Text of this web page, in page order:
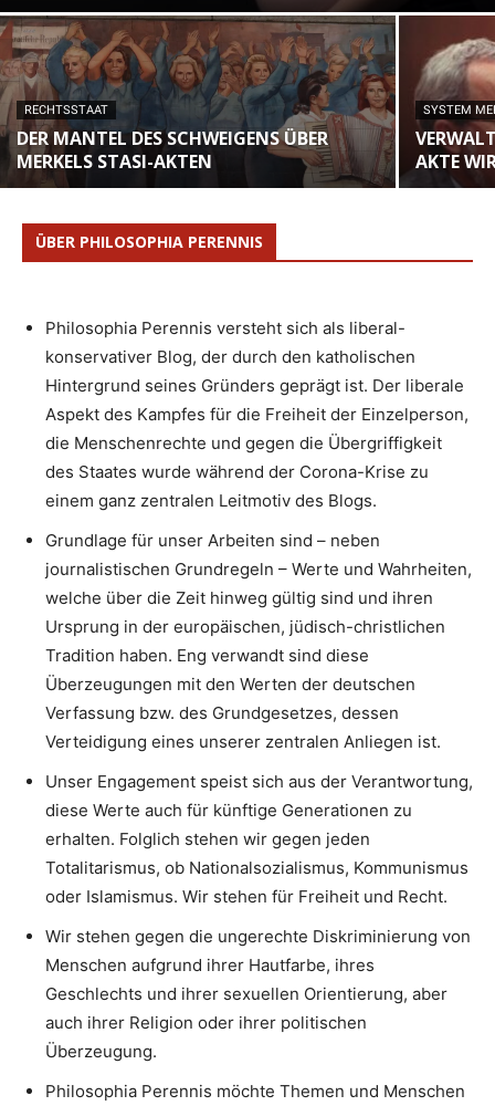
RECHTSSTAAT
DER MANTEL DES SCHWEIGENS ÜBER
MERKELS STASI-AKTEN
SYSTEM
AKTE
ÜBER PHILOSOPHIA PERENNIS
Philosophia Perennis versteht sich als liberal-
konservativer Blog, der durch den katholischen
Hintergrund seines Gründers geprägt ist. Der liberale
Aspekt des Kampfes für die Freiheit der Einzelperson,
die Menschenrechte und gegen die Übergriffigkeit
des Staates wurde während der Corona-Krise zu
einem ganz zentralen Leitmotiv des Blogs.
Grundlage für unser Arbeiten sind – neben
journalistischen Grundregeln – Werte und Wahrheiten,
welche über die Zeit hinweg gültig sind und ihren
Ursprung in der europäischen, jüdisch-christlichen
Tradition haben. Eng verwandt sind diese
Überzeugungen mit den Werten der deutschen
Verfassung bzw. des Grundgesetzes, dessen
Verteidigung eines unserer zentralen Anliegen ist.
Unser Engagement speist sich aus der Verantwortung,
diese Werte auch für künftige Generationen zu
erhalten. Folglich stehen wir gegen jeden
Totalitarismus, ob Nationalsozialismus, Kommunismus
oder Islamismus. Wir stehen für Freiheit und Recht.
Wir stehen gegen die ungerechte Diskriminierung von
Menschen aufgrund ihrer Hautfarbe, ihres
Geschlechts und ihrer sexuellen Orientierung, aber
auch ihrer Religion oder ihrer politischen
Überzeugung.
Philosophia Perennis möchte Themen und Menschen